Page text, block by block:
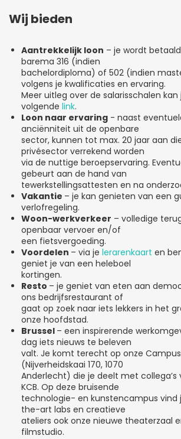
Wij bieden
Aantrekkelijk loon – je wordt
barema 316 (indien
bachelordiploma) of 502 (indien
volgens je kwalificaties en ervaring.
Meer uitleg over de salarisschalen kan
volgende link.
Loon naar ervaring - naast
anciënniteit uit de openbare
sector, kunnen tot max. 20 jaar aan
privésector verrekend worden
via de nuttige beroepservaring.
gebeurt aan de hand van
tewerkstellingsattesten en na
Vakantie – je kan genieten van een
verlofregeling.
Woon-werkverkeer – volledige
openbaar vervoer en/of
een fietsvergoeding.
Voordelen – via je lerarenkaart en
geniet je van een heleboel
kortingen.
Resto – je geniet van eten aan
ons bedrijfsrestaurant of
gaat op zoek naar iets lekkers in het
onze hoofdstad.
Brussel – een inspirerende
dag iets nieuws te beleven
valt. Je komt terecht op onze Campus
(Nijverheidskaai 170, 1070
Anderlecht) die je deelt met collega’s
KCB. Op deze bruisende
technologie- en kunstencampus
the-art labs en creatieve
ateliers ook onze nieuwe theaterzaal
filmstudio.